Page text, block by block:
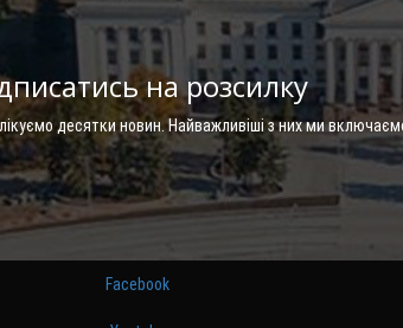
на розсилку
десятки новин. Найважливіші з них ми
Facebook